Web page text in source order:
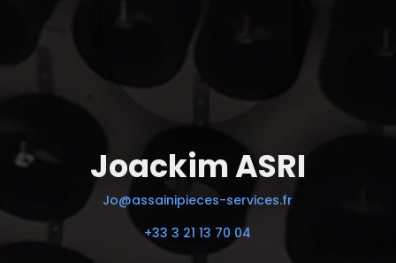
Joackim ASRI
Jo@assainipieces-services.fr
+33 3 21 13 70 04